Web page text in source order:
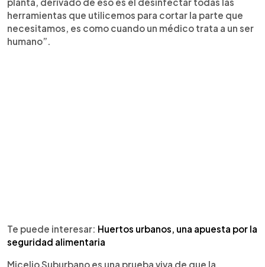
herramientas que utilicemos para cortar la parte que
necesitamos, es como cuando un médico trata a un ser
humano”.
Te puede interesar: Huertos urbanos, una apuesta por la
seguridad alimentaria
Micelio Suburbano es una prueba viva de que la